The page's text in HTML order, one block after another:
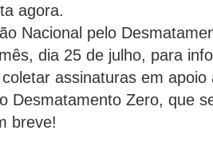
agora.
Nacional pelo
dia 25 de julho, para
assinaturas em
Desmatamento Zero, que
breve!